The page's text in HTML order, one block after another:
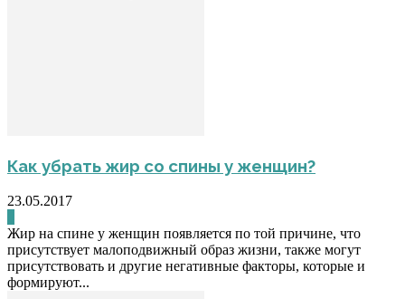
Как убрать жир со спины у женщин?
23.05.2017
Жир на спине у женщин появляется по той причине, что
присутствует малоподвижный образ жизни, также могут
присутствовать и другие негативные факторы, которые и
формируют...